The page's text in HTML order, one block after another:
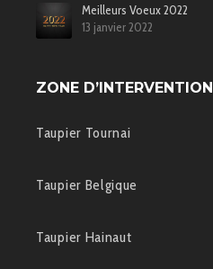
Meilleurs Voeux 2022
13 janvier 2022
ZONE D’INTERVENTION
Taupier Tournai
Taupier Belgique
Taupier Hainaut